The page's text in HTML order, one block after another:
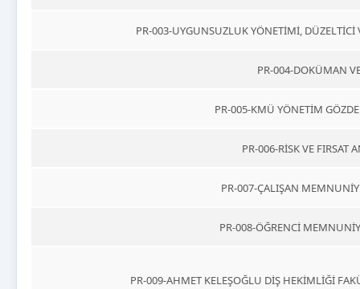
PR-003-UYGUNSUZLUK YÖNETİMİ, DÜZELTİCİ
PR-004-DOKÜMAN
PR-005-KMÜ YÖNETİM
PR-006-RİSK VE FIRSAT
PR-007-ÇALIŞAN
PR-008-ÖĞRENCİ
PR-009-AHMET KELEŞOĞLU DİŞ HEKİMLİĞİ